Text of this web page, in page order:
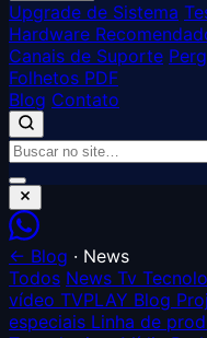
Upgrade de Sistema
Hardware
Canais de Suporte
Folhetos PDF
Blog Contato
← Blog · News
Todos News Tv
vídeo TVPLAY Blog
especiais Linha de